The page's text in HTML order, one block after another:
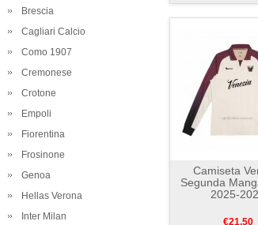
Brescia
Cagliari Calcio
Como 1907
Cremonese
Crotone
Empoli
Fiorentina
Frosinone
Genoa
Hellas Verona
Inter Milan
Camiseta
Segunda
2025-
€21.50